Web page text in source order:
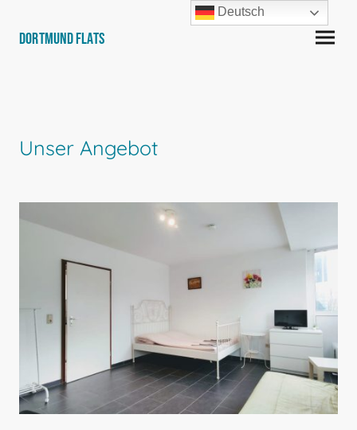
Dortmund Flats
Unser Angebot
Deutsch